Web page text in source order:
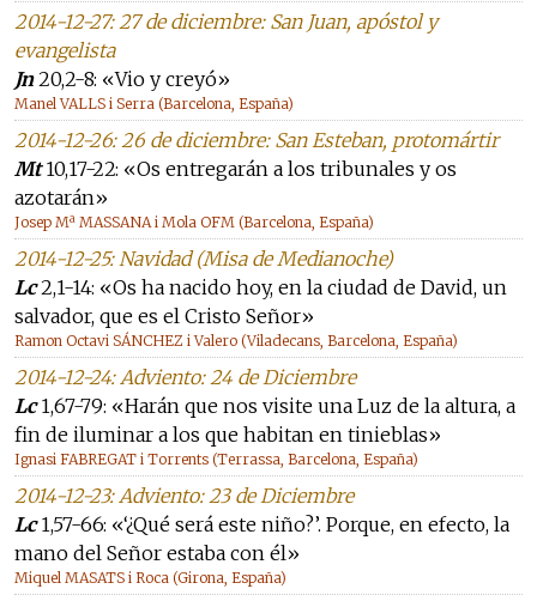
2014-12-27: 27 de diciembre: San Juan, apóstol y
evangelista
Jn20,2-8: «Vio y creyó»
Manel VALLS i Serra (Barcelona, España)
2014-12-26: 26 de diciembre: San Esteban, protomártir
Mt10,17-22: «Os entregarán a los tribunales y os
azotarán»
Josep Mª MASSANA i Mola OFM (Barcelona, España)
2014-12-25: Navidad (Misa de Medianoche)
Lc2,1-14: «Os ha nacido hoy, en la ciudad de David, un
salvador, que es el Cristo Señor»
Ramon Octavi SÁNCHEZ i Valero (Viladecans, Barcelona, España)
2014-12-24: Adviento: 24 de Diciembre
Lc1,67-79: «Harán que nos visite una Luz de la altura, a
fin de iluminar a los que habitan en tinieblas»
Ignasi FABREGAT i Torrents (Terrassa, Barcelona, España)
2014-12-23: Adviento: 23 de Diciembre
Lc1,57-66: «‘¿Qué será este niño?’. Porque, en efecto, la
mano del Señor estaba con él»
Miquel MASATS i Roca (Girona, España)